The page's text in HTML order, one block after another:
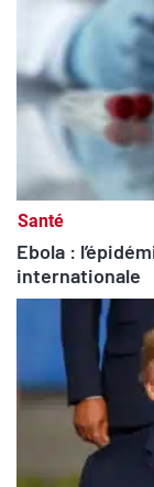
Santé
Ebola :
internationale